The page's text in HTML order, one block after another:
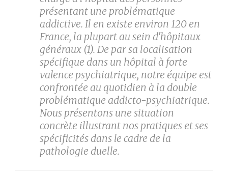
présentant une problématique
addictive. Il en existe environ 120 en
France, la plupart au sein d'hôpitaux
généraux (1). De par sa localisation
spécifique dans un hôpital à forte
valence psychiatrique, notre équipe est
confrontée au quotidien à la double
problématique addicto-psychiatrique.
Nous présentons une situation
concrète illustrant nos pratiques et ses
spécificités dans le cadre de la
pathologie duelle.